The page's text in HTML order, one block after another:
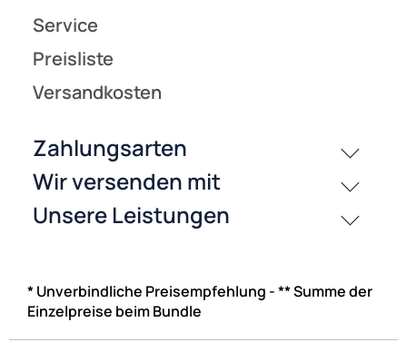
* Unverbindliche Preisempfehlung - ** Summe der
Einzelpreise beim Bundle